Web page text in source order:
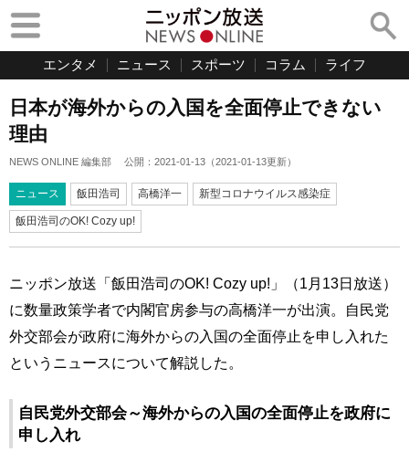
エンタメ ニュース スポーツ コラム ライフ
日本が海外からの入国を全面停止できない
理由
NEWS ONLINE 編集部 公開： 2021-01-13 （2021-01-13更新）
ニュース 飯田浩司 高橋洋一 新型コロナウイルス感染症
飯田浩司のOK! Cozy up!
ニッポン放送「飯田浩司のOK! Cozy up!」（1月13日放送）
に数量政策学者で内閣官房参与の高橋洋一が出演。自民党
外交部会が政府に海外からの入国の全面停止を申し入れた
というニュースについて解説した。
自民党外交部会～海外からの入国の全面停止を政府に
申し入れ